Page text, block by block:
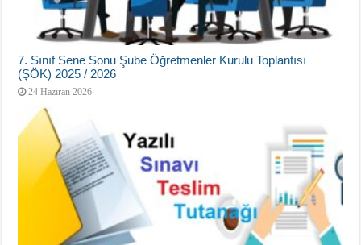
7. Sınıf Sene Sonu Şube Öğretmenler Kurulu Toplantısı
(ŞÖK) 2025 / 2026
24 Haziran 2026